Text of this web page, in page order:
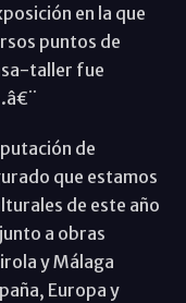
en la que
puntos de
taller fue
de
que estamos
de este año
a obras
y Málaga
Europa y